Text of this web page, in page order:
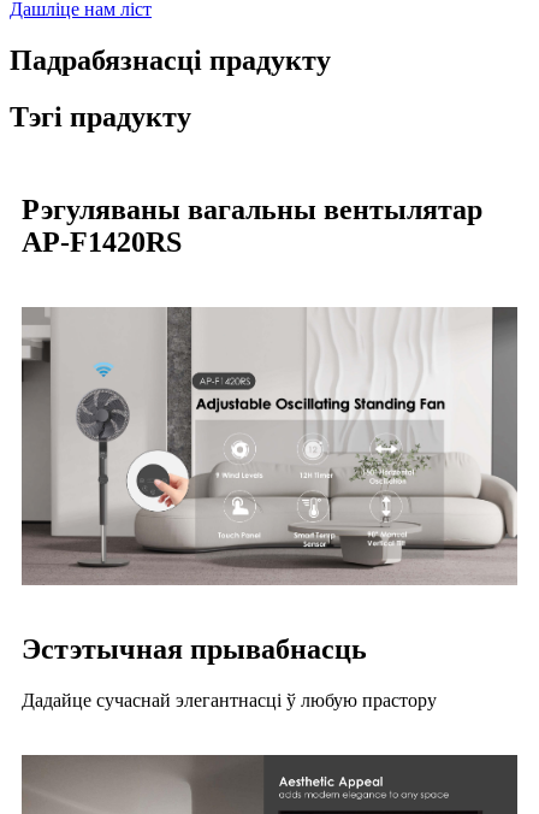
Дашліце нам ліст
Падрабязнасці прадукту
Тэгі прадукту
Рэгуляваны вагальны вентылятар
AP-F1420RS
Эстэтычная прывабнасць
Дадайце сучаснай элегантнасці ў любую прастору